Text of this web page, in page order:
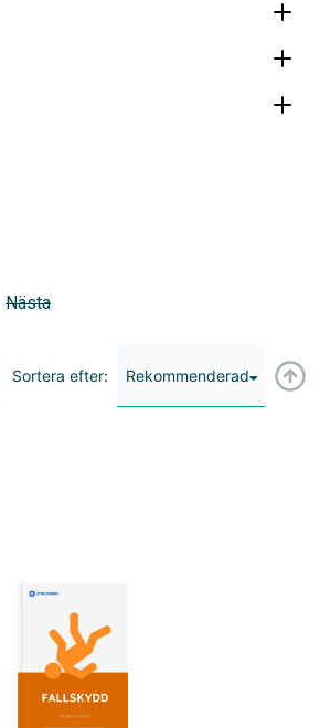
Nästa
Sortera efter: Rekommenderad